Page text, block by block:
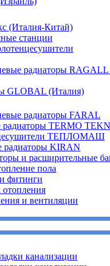
(Италия-Китай)
станции
радиаторы RAGALL
GLOBAL (Италия)
радиаторы FARAL
радиаторы TERMO
ТЕПЛОМАШ
радиаторы KIRAN
и расширительные
пола
фитинги
и вентиляции
канализации